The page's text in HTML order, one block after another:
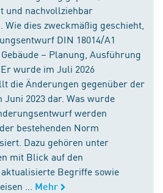
und nachvollziehbar
dies zweckmäßig geschieht,
DIN 18014/A1
– Planung, Ausführung
wurde im Juli 2026
die Änderungen gegenüber der
2023 dar. Was wurde
werden
bestehenden Norm
Dazu gehören unter
mit Blick auf den
Begriffe sowie
...
Mehr